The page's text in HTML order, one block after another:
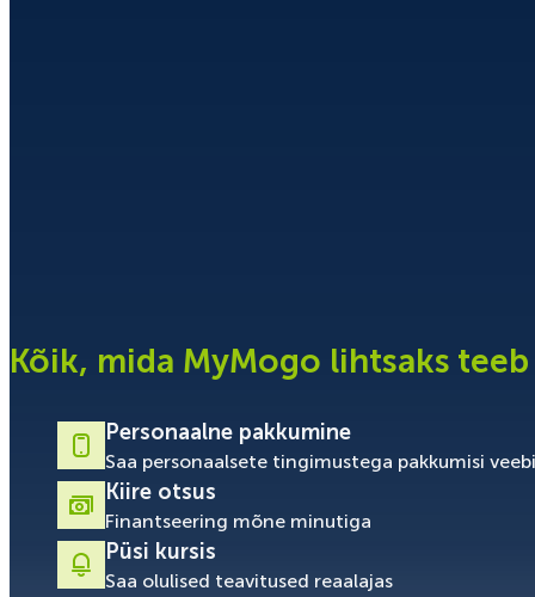
Kõik, mida MyMogo lihtsaks teeb
Personaalne pakkumine
Saa personaalsete tingimustega pakkumisi
Kiire otsus
Finantseering mõne minutiga
Püsi kursis
Saa olulised teavitused reaalajas